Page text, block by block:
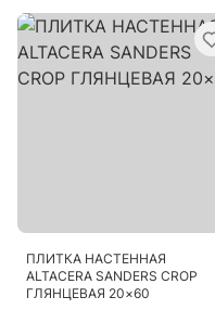
ПЛИТКА НАСТЕННАЯ
ALTACERA SANDERS CROP
ГЛЯНЦЕВАЯ 20×60